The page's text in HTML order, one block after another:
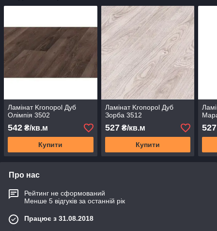
Ламінат Kronopol Дуб
Олімпія 3502
542 ₴/кв.м
Купити
Ламінат Kronopol Дуб
Зорба 3512
527₴/кв.м
Купити
527
Про нас
Рейтинг не сформований
Менше 5 відгуків за останній рік
Працює з 31.08.2018